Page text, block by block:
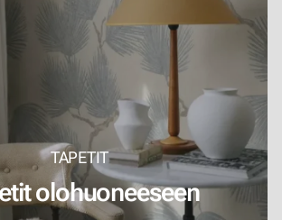
TAPETIT
olohuoneeseen